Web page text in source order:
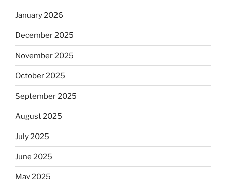
January 2026
December 2025
November 2025
October 2025
September 2025
August 2025
July 2025
June 2025
May 2025